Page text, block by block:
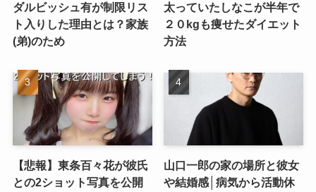
ダルビッシュ有が制限リス
ト入りした理由とは？家族
(弟)のため
太っていたしなこが半年で
２０kgも痩せたダイエット
方法
【悲報】東条百々花が彼氏
との2ショット写真を公開
山口一郎の家の場所と彼女
や結婚感│病気から活動休